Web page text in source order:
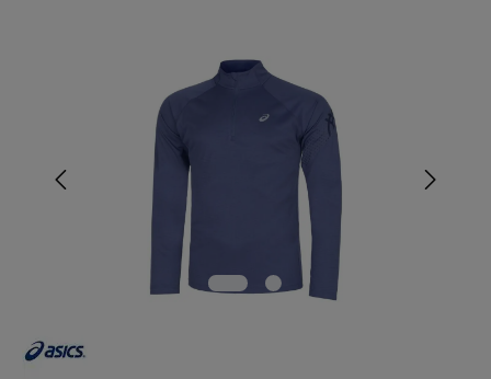
Bildergalerie überspringen